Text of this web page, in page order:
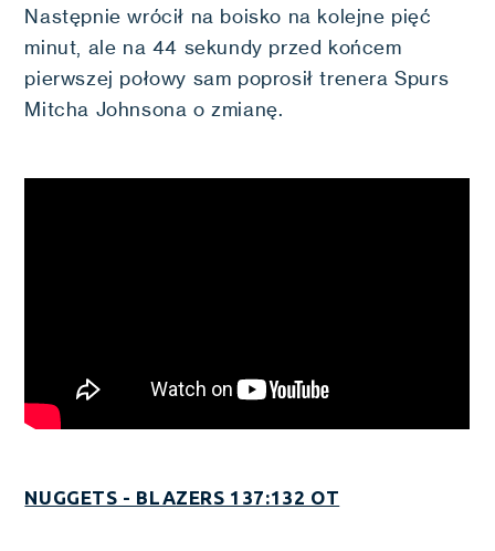
Następnie wrócił na boisko na kolejne pięć
minut, ale na 44 sekundy przed końcem
pierwszej połowy sam poprosił trenera Spurs
Mitcha Johnsona o zmianę.
NUGGETS - BLAZERS 137:132 OT